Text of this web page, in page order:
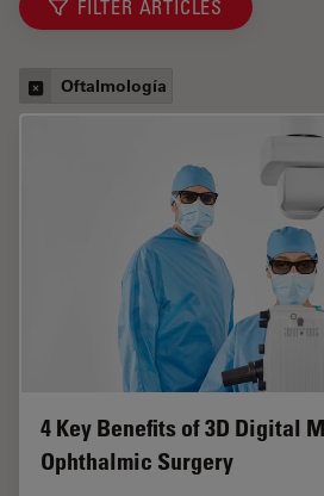
FILTER ARTICLES
Oftalmología
4 Key Benefits of 3D Digital
Ophthalmic Surgery